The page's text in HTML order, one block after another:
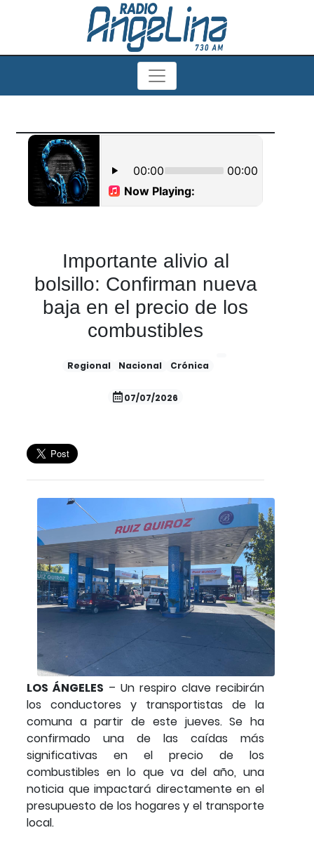
Importante alivio al
bolsillo: Confirman nueva
baja en el precio de los
combustibles
Regional Nacional Crónica
07/07/2026
LOS ÁNGELES – Un respiro clave recibirán
los conductores y transportistas de la
comuna a partir de este jueves. Se ha
confirmado una de las caídas más
significativas en el precio de los
combustibles en lo que va del año, una
noticia que impactará directamente en el
presupuesto de los hogares y el transporte
local.